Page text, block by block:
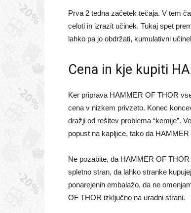
Prva 2 tedna začetek tečaja. V tem
celoti in izrazit učinek. Tukaj spet
lahko pa jo obdržati, kumulativni
Cena in kje kupiti
Ker priprava HAMMER OF THOR
cena v nizkem privzeto. Konec
dražji od rešitev problema “kemije”.
popust na kapljice, tako da
Ne pozabite, da HAMMER OF
spletno stran, da lahko stranke
ponarejenih embalažo, da ne
OF THOR izključno na uradni strani.